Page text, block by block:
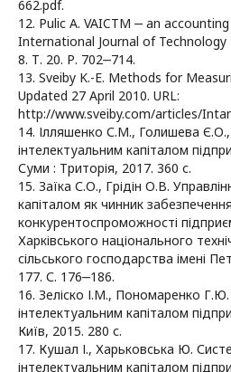
662.pdf.
12. Pulic A. VAICTM ‒ an
International Journal of
8. Т. 20. Р. 702‒714.
13. Sveiby K.-E. Methods for
Updated 27 April 2010. URL:
http://www.sveiby.com/articles/
14. Ілляшенко С.М., Голишева
інтелектуальним капіталом
Суми : Триторія, 2017. 360 с.
15. Заїка С.О., Грідін О.В.
капіталом як чинник забезпечення
конкурентоспроможності
Харківського національного
сільського господарства імені
177. С. 176‒186.
16. Зеліско І.М., Пономаренко Г.Ю.
інтелектуальним капіталом
Київ, 2015. 280 с.
17. Кушал І., Харьковська Ю.
інтелектуальним капіталом